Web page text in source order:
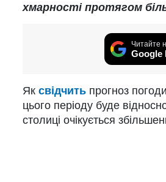
хмарності протягом
Читайте
Google
Як свідчить прогноз
цього періоду буде
столиці очікується